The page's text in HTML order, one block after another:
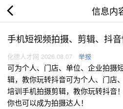
信息内
手机短视频拍摄、剪辑、抖
化德人才网 2026.08.07 举报
可为个人、门店、单位、企业拍摄
辑，教你玩转抖音可为个人、门店
培训手机拍摄剪辑，教你玩转抖音
你也可以成为拍摄达人！